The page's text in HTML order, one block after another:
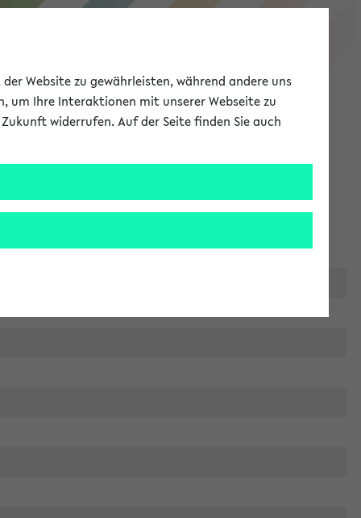
eKVV
Website zu gewährleisten, während andere uns
um Ihre Interaktionen mit unserer Webseite zu
widerrufen. Auf der Seite finden Sie auch